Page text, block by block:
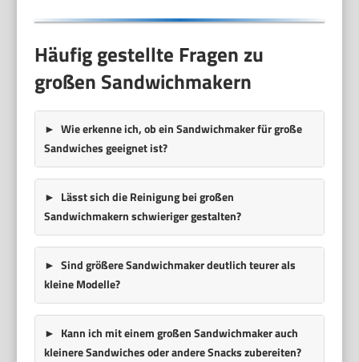
Häufig gestellte Fragen zu
großen Sandwichmakern
Wie erkenne ich, ob ein Sandwichmaker für große
Sandwiches geeignet ist?
Lässt sich die Reinigung bei großen
Sandwichmakern schwieriger gestalten?
Sind größere Sandwichmaker deutlich teurer als
kleine Modelle?
Kann ich mit einem großen Sandwichmaker auch
kleinere Sandwiches oder andere Snacks zubereiten?